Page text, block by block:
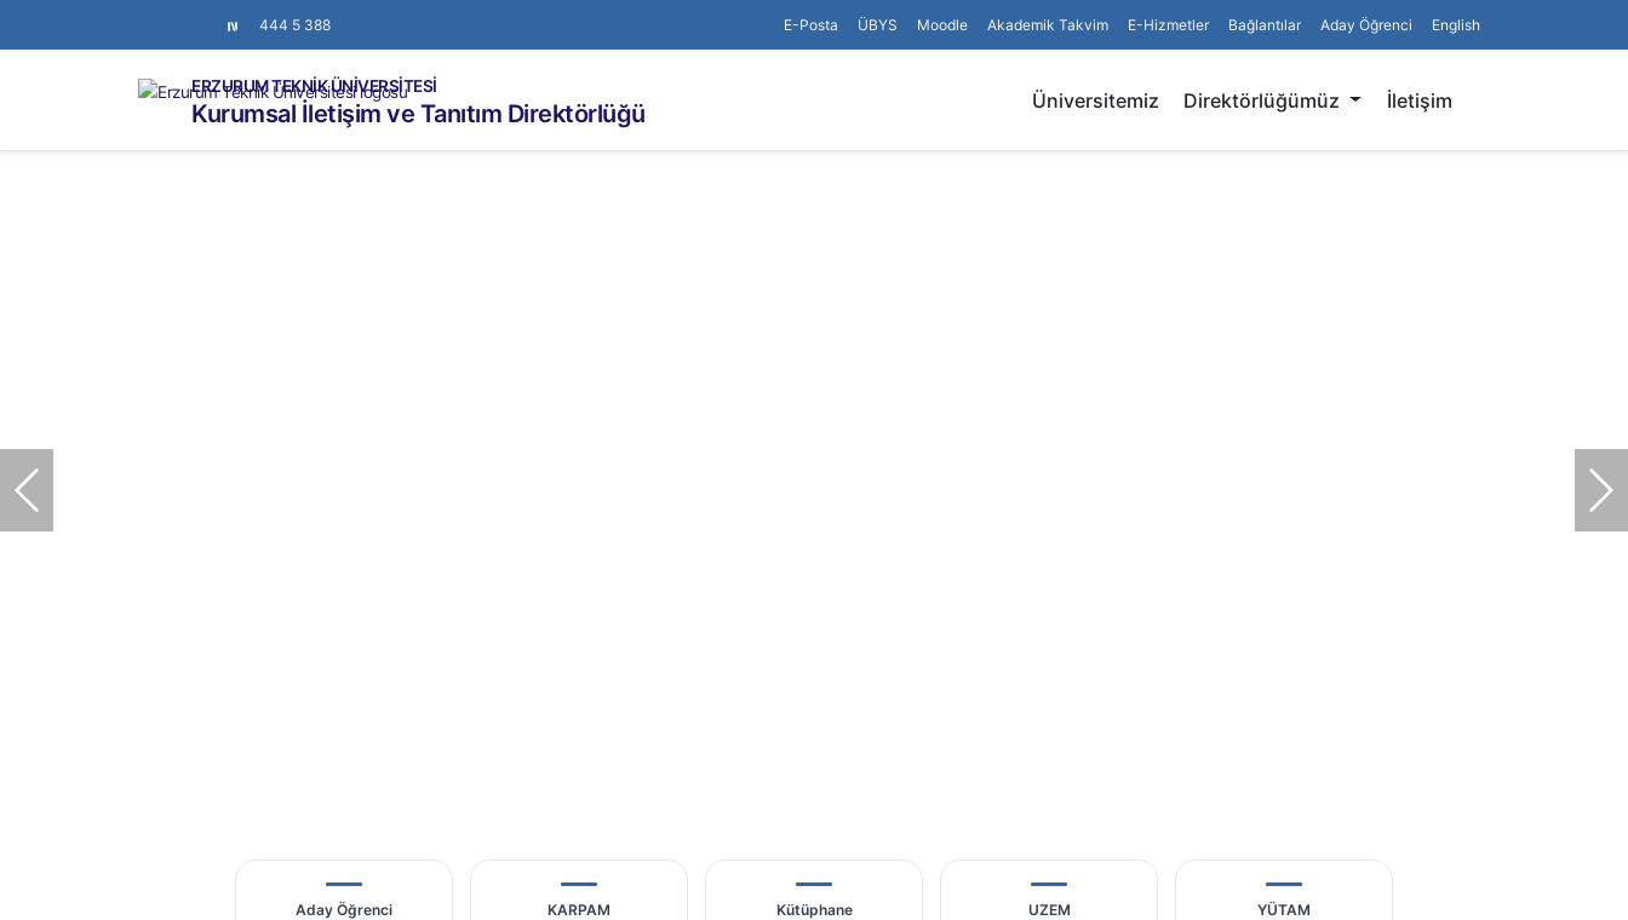
444 5 388 E-Posta ÜBYS Moodle Akademik Takvim E-Hizmetler Bağlantılar Aday Öğrenci English
ERZURUM TEKNİK ÜNİVERSİTESİ
Kurumsal İletişim ve Tanıtım Direktörlüğü Üniversitemiz Direktörlüğümüz İletişim
Önceki
Aday Öğrenci KARPAM Kütüphane UZEM YÜTAM